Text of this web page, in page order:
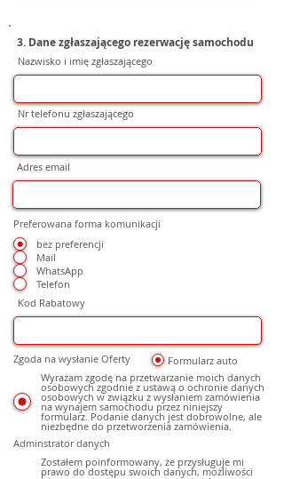
3. Dane zgłaszającego rezerwację samochodu
Nazwisko i imię zgłaszającego
Nr telefonu zgłaszającego
Adres email
Preferowana forma komunikacji
bez preferencji
Mail
WhatsApp
Telefon
Kod Rabatowy
Formularz auto
Zgoda na wysłanie Oferty
Wyrażam zgodę na przetwarzanie moich danych
osobowych zgodnie z ustawą o ochronie danych
osobowych w związku z wysłaniem zamówienia
na wynajem samochodu przez niniejszy
formularz. Podanie danych jest dobrowolne, ale
niezbędne do przetworzenia zamówienia.
Adminstrator danych
Zostałem poinformowany, że przysługuje mi
prawo do dostępu swoich danych, możliwości